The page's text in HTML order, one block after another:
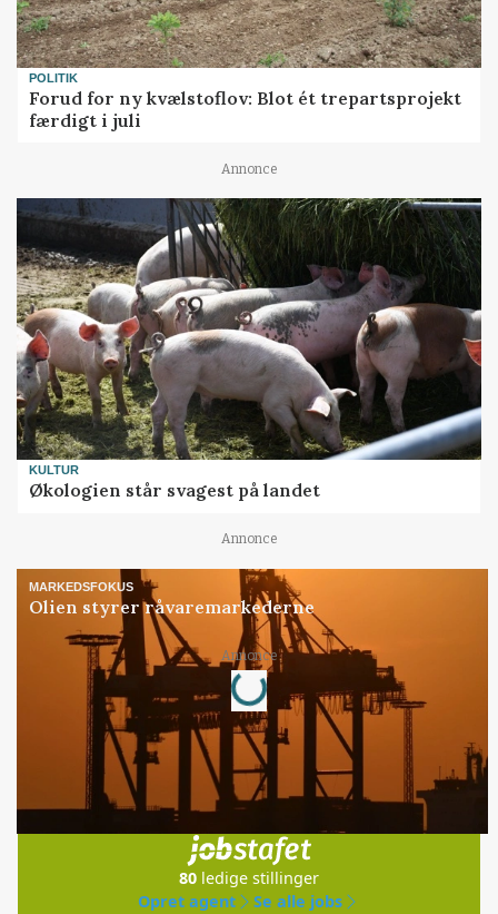
POLITIK
Forud for ny kvælstoflov: Blot ét trepartsprojekt
færdigt i juli
Annonce
KULTUR
Økologien står svagest på landet
Annonce
MARKEDSFOKUS
Olien styrer råvaremarkederne
Annonce
Loading...
Jobs
80 ledige stillinger
Opret agent
Se alle jobs